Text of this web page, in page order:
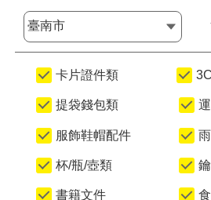
選擇縣市
卡片證件類
提袋錢包類
服飾鞋帽配件
杯/瓶/壺類
書籍文件